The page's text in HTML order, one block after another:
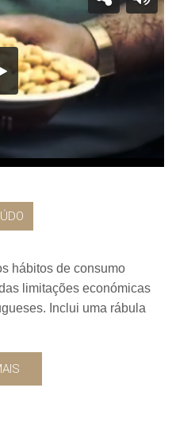
hábitos de consumo
limitações económicas
Inclui uma rábula